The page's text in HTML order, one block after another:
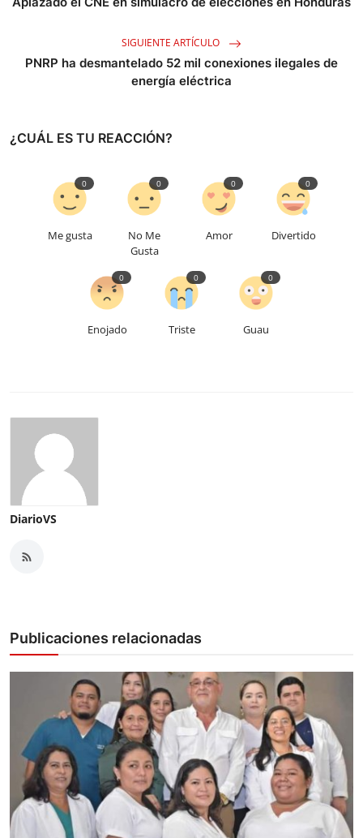
SIGUIENTE ARTÍCULO
PNRP ha desmantelado 52 mil conexiones ilegales de
energía eléctrica
¿CUÁL ES TU REACCIÓN?
Me gusta
0
No Me
Gusta
0
Amor
0
Divertido
0
Enojado
0
Triste
0
Guau
0
DiarioVS
Publicaciones relacionadas